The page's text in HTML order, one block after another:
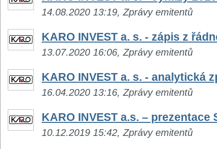
14.08.2020 13:19, Zprávy emitentů
KARO INVEST a. s. - zápis z
13.07.2020 16:06, Zprávy emitentů
KARO INVEST a. s. - analytická
16.04.2020 13:16, Zprávy emitentů
KARO INVEST a.s. – prezentace
10.12.2019 15:42, Zprávy emitentů